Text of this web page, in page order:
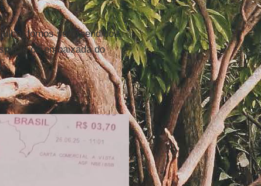
fomos surpreendidos
de embaixada do